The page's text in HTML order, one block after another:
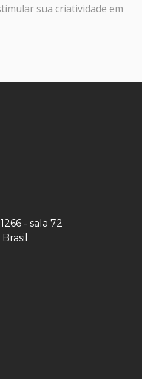
sua criatividade em
- sala 72